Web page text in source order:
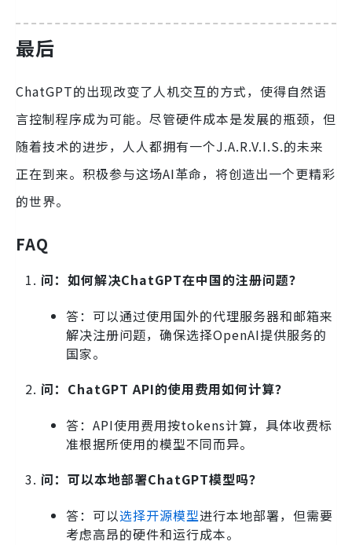
最后
ChatGPT的出现改变了人机交互的方式，使得自然语
言控制程序成为可能。尽管硬件成本是发展的瓶颈，但
随着技术的进步，人人都拥有一个J.A.R.V.I.S.的未来
正在到来。积极参与这场AI革命，将创造出一个更精彩
的世界。
FAQ
问：如何解决ChatGPT在中国的注册问题？
答：可以通过使用国外的代理服务器和邮箱来
解决注册问题，确保选择OpenAI提供服务的
国家。
问：ChatGPT API的使用费用如何计算？
答：API使用费用按tokens计算，具体收费标
准根据所使用的模型不同而异。
问：可以本地部署ChatGPT模型吗？
答：可以选择开源模型进行本地部署，但需要
考虑高昂的硬件和运行成本。